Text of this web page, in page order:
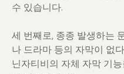
수 있습니다.
세 번째로, 종종 발생하는
나 드라마 등의 자막이 없
닌자티비의 자체 자막 기